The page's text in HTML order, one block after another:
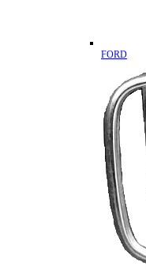
FORD